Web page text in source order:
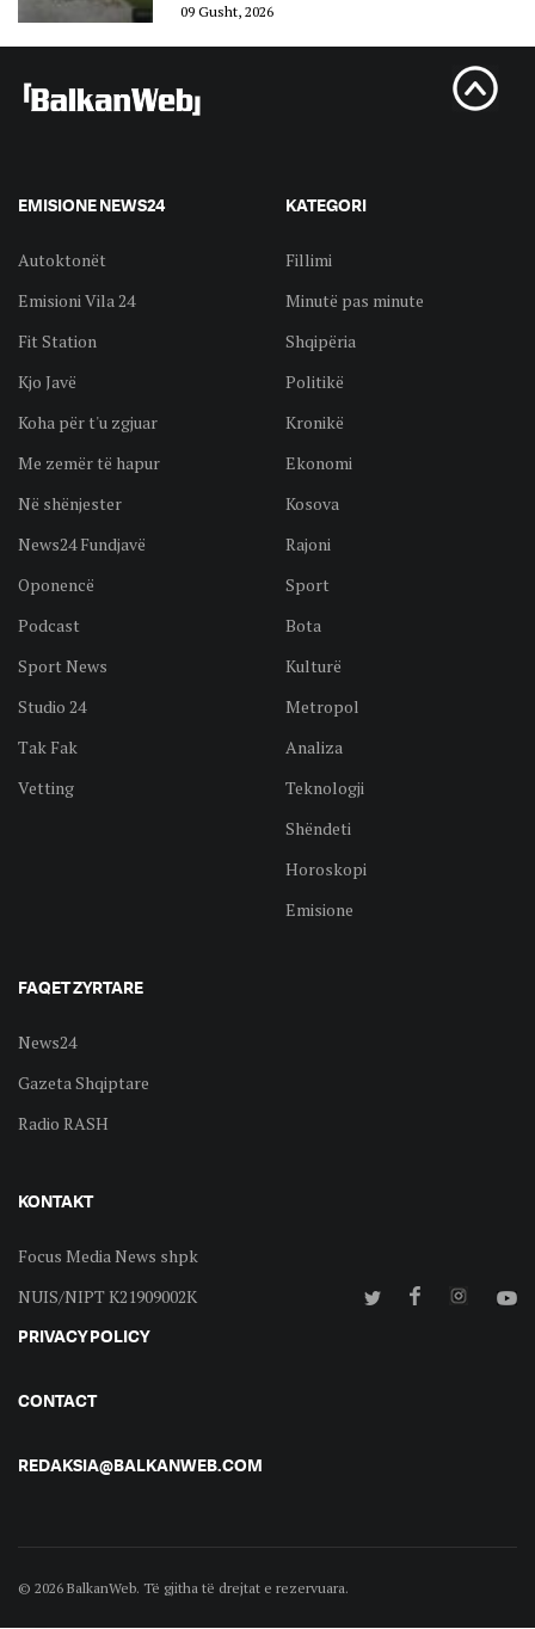
09 Gusht, 2026
EMISIONE NEWS24
Autoktonët
Emisioni Vila 24
Fit Station
Kjo Javë
Koha për t'u zgjuar
Me zemër të hapur
Në shënjester
News24 Fundjavë
Oponencë
Podcast
Sport News
Studio 24
Tak Fak
Vetting
KATEGORI
Fillimi
Minutë pas minute
Shqipëria
Politikë
Kronikë
Ekonomi
Kosova
Rajoni
Sport
Bota
Kulturë
Metropol
Analiza
Teknologji
Shëndeti
Horoskopi
Emisione
FAQET ZYRTARE
News24
Gazeta Shqiptare
Radio RASH
KONTAKT
Focus Media News shpk
NUIS/NIPT K21909002K
PRIVACY POLICY
CONTACT
REDAKSIA@BALKANWEB.COM
© 2026 BalkanWeb. Të gjitha të drejtat e rezervuara.